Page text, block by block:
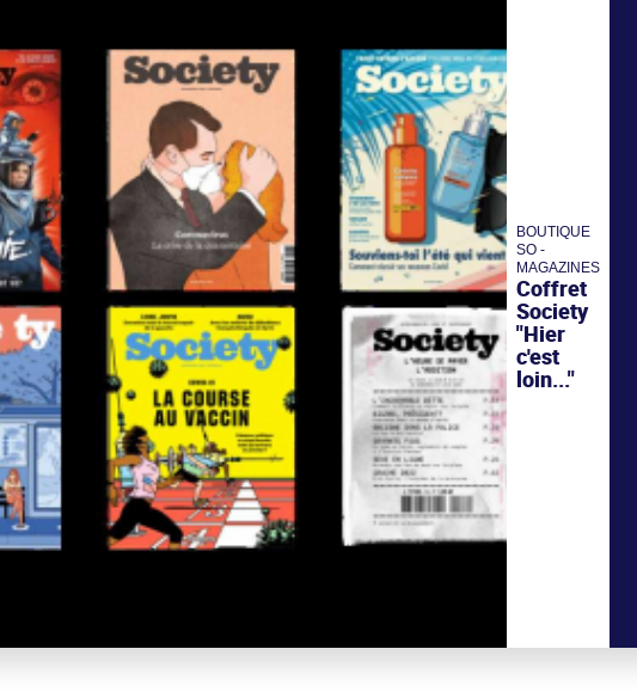
BOUTIQUE
SO -
MAGAZINES
Coffret
Society
"Hier
c'est
loin..."